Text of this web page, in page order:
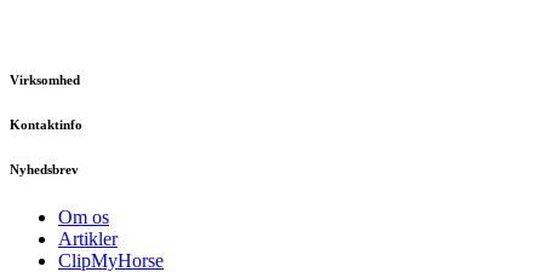
Virksomhed
Kontaktinfo
Nyhedsbrev
Om os
Artikler
ClipMyHorse